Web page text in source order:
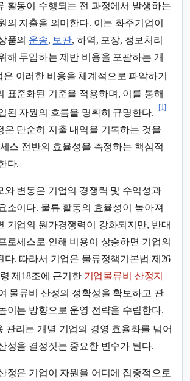
활동이 수행되는 전 과정에서 발생하는
의 지출을 의미한다. 이는 화주기업이
품의 운송, 보관, 하역, 포장, 정보처리
해 투입하는 제반 비용을 포괄하는 개
은 이러한 비용을 체계적으로 파악하기
표준화된 기준을 적용하며, 이를 통해
된 자원의 흐름을 명확히 규명한다.
[1]
은 단순히 지출 내역을 기록하는 것을
스 전반의 효율성을 측정하는 핵심적
다.
와 변동은 기업의 경쟁력 및 수익성과
소이다. 물류 활동의 효율성이 높아져
기업의 원가경쟁력이 강화되지만, 반대
로세스로 인해 비용이 상승하면 기업의
다. 따라서 기업은 물류정책기본법 제26
제18조에 근거한 기업물류비 산정지
물류비 산정의 정확성을 확보하고 관
이는 방향으로 운영 전략을 수립한다.
관리는 개별 기업의 경영 효율화를 넘어
성을 결정짓는 중요한 변수가 된다.
정은 기업이 자원을 어디에 집중적으로